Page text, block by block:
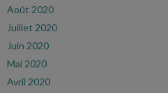
Août 2020
Juillet 2020
Juin 2020
Mai 2020
Avril 2020